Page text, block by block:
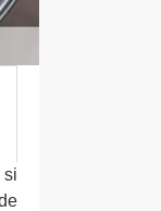
si